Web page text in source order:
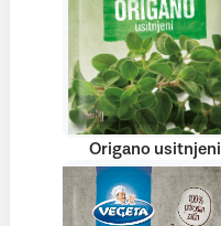
Origano usitnjeni